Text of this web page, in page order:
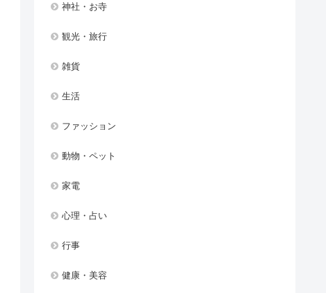
神社・お寺
観光・旅行
雑貨
生活
ファッション
動物・ペット
家電
心理・占い
行事
健康・美容